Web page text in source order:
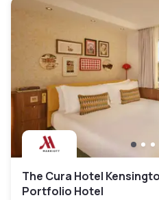
The Cura Hotel
Portfolio Hotel